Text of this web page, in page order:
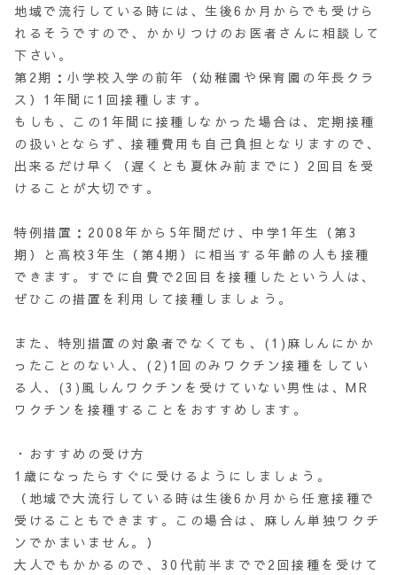
地域で流行している時には、生後6か月からでも受けら
れるそうですので、かかりつけのお医者さんに相談して
下さい。
第2期：小学校入学の前年（幼稚園や保育園の年長クラ
ス）1年間に1回接種します。
もしも、この1年間に接種しなかった場合は、定期接種
の扱いとならず、接種費用も自己負担となりますので、
出来るだけ早く（遅くとも夏休み前までに）2回目を受
けることが大切です。
特例措置：2008年から5年間だけ、中学1年生（第3
期）と高校3年生（第4期）に相当する年齢の人も接種
できます。すでに自費で2回目を接種したという人は、
ぜひこの措置を利用して接種しましょう。
また、特別措置の対象者でなくても、(1)麻しんにかか
ったことのない人、(2)1回のみワクチン接種をしてい
る人、(3)風しんワクチンを受けていない男性は、MR
ワクチンを接種することをおすすめします。
・おすすめの受け方
1歳になったらすぐに受けるようにしましょう。
（地域で大流行している時は生後6か月から任意接種で
受けることもできます。この場合は、麻しん単独ワクチ
ンでかまいません。）
大人でもかかるので、30代前半までで2回接種を受けて